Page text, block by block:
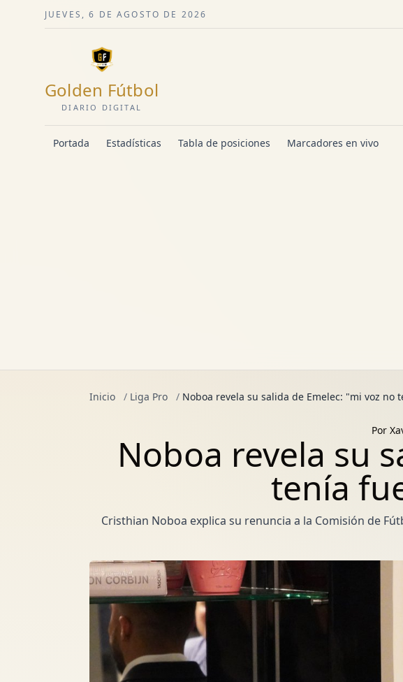
JUEVES, 6 DE AGOSTO DE 2026
Golden Fútbol
DIARIO DIGITAL
Portada Estadísticas Tabla de posiciones Marcadores en vivo
Inicio / Liga Pro / Noboa revela su salida de Emelec: "mi voz no
Por
Noboa revela su
tenía
Cristhian Noboa explica su renuncia a la Comisión de